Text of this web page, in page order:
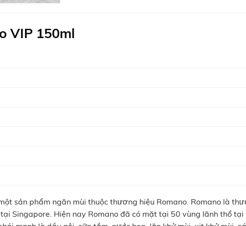
VIP 150ml
sản phẩm ngăn mùi thuộc thương hiệu Romano. Romano là
Singapore. Hiện nay Romano đã có mặt tại 50 vùng lãnh thổ tại